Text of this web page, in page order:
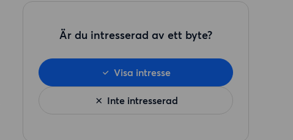
Är du intresserad av ett byte?
Inte intresserad
Visa intresse